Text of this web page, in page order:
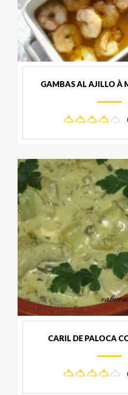
GAMBAS AL AJILLO À
CARIL DE PALOCA